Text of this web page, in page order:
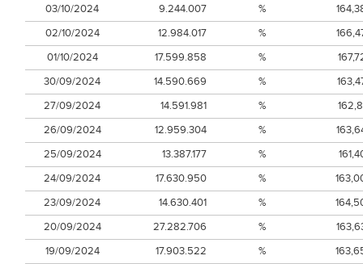
03/10/2024
9.244.007 %
02/10/2024
12.984.017 %
01/10/2024
17.599.858 %
30/09/2024
14.590.669 %
27/09/2024
14.591.981 %
26/09/2024
12.959.304 %
25/09/2024
13.387.177 %
24/09/2024
17.630.950 %
23/09/2024
14.630.401 %
20/09/2024
27.282.706 %
19/09/2024
17.903.522 %